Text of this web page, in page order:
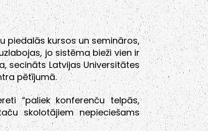
piedalās kursos un semināros,
jo sistēma bieži vien ir
secināts Latvijas Universitātes
pētījumā.
“paliek konferenču telpās,
skolotājiem nepieciešams